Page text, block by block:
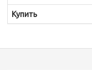
Купить